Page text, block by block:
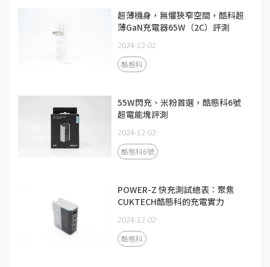
超薄機身，無懼狹窄空間，酷科超
薄GaN充電器65W（2C）評測
2024-12-02
酷態科
55W閃充、米粉首選，酷態科6號
超電能塊評測
2024-12-02
酷態科6號
POWER-Z 快充測試總表：聚焦
CUKTECH酷態科的充電實力
2024-12-02
酷態科